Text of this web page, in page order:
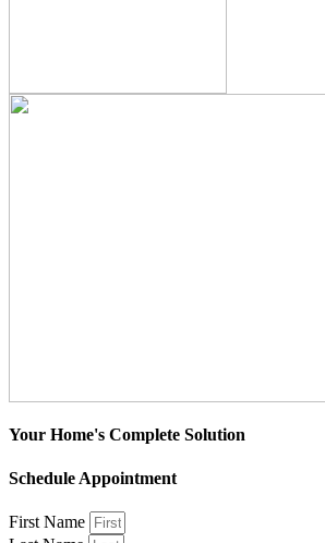
Your Home's Complete Solution
Schedule Appointment
First Name